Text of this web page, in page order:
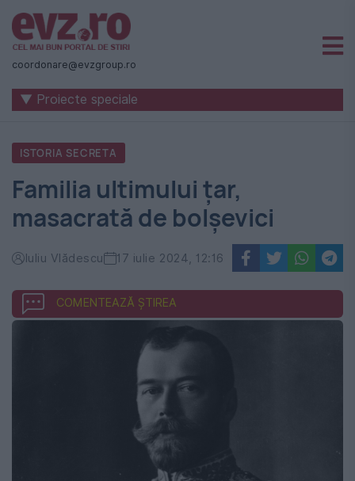
Știri
naționale
internaționale
România
-
Evenimentul
Zilei
coordonare@evzgroup.ro
▼ Proiecte speciale
ISTORIA SECRETA
Familia ultimului țar,
masacrată de bolșevici
Iuliu Vlădescu 17 iulie 2024, 12:16
COMENTEAZĂ ȘTIREA